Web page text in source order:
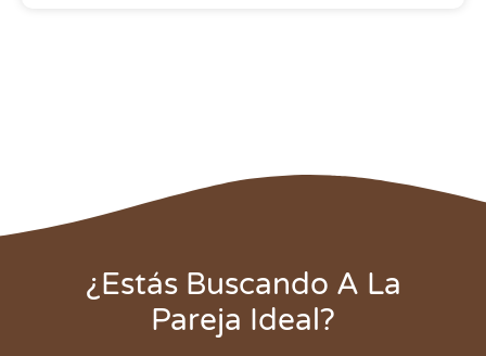
¿Estás Buscando A La
Pareja Ideal?